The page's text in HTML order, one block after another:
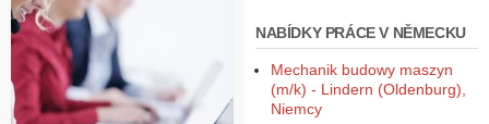
NABÍDKY PRÁCE V NĚMECKU
Mechanik budowy maszyn
(m/k) - Lindern (Oldenburg),
Niemcy